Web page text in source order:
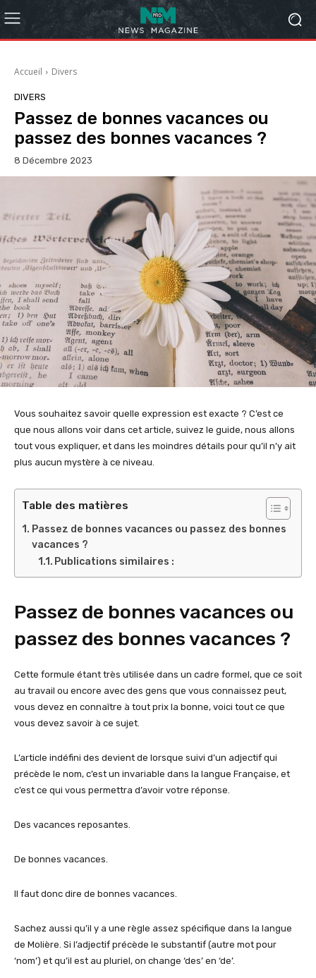
Accueil Divers
DIVERS
Passez de bonnes vacances ou
passez des bonnes vacances ?
8 Décembre 2023
Vous souhaitez savoir quelle expression est exacte ? C’est ce
que nous allons voir dans cet article, suivez le guide, nous allons
tout vous expliquer, et dans les moindres détails pour qu’il n’y ait
plus aucun mystère à ce niveau.
Table des matières
Passez de bonnes vacances ou passez des bonnes
vacances ?
Publications similaires :
Passez de bonnes vacances ou
passez des bonnes vacances ?
Cette formule étant très utilisée dans un cadre formel, que ce soit
au travail ou encore avec des gens que vous connaissez peut,
vous devez en connaître à tout prix la bonne, voici tout ce que
vous devez savoir à ce sujet.
L’article indéfini des devient de lorsque suivi d’un adjectif qui
précède le nom, c’est un invariable dans la langue Française, et
c’est ce qui vous permettra d’avoir votre réponse.
Des vacances reposantes.
De bonnes vacances.
Il faut donc dire de bonnes vacances.
Sachez aussi qu’il y a une règle assez spécifique dans la langue
de Molière. Si l’adjectif précède le substantif (autre mot pour
‘nom’) et qu’il est au pluriel, on change ‘des’ en ‘de’.